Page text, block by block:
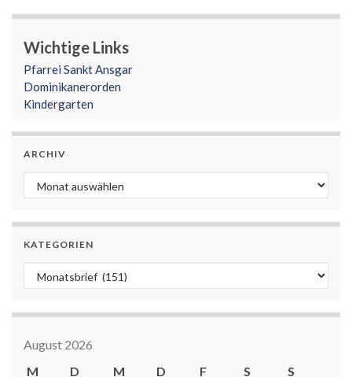
Wichtige Links
Pfarrei Sankt Ansgar
Dominikanerorden
Kindergarten
ARCHIV
Archiv
KATEGORIEN
Kategorien
August 2026
M
D M D F S S